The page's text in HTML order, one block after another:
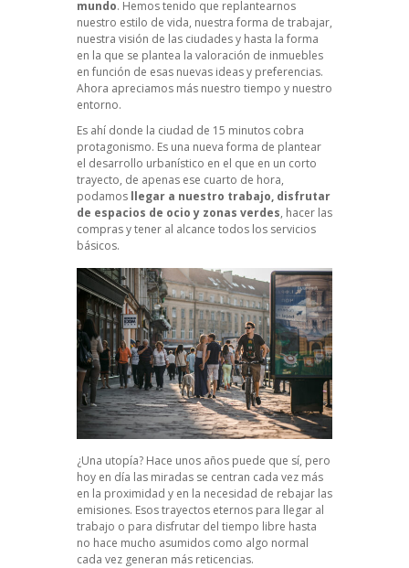
mundo. Hemos tenido que replantearnos
nuestro estilo de vida, nuestra forma de trabajar,
nuestra visión de las ciudades y hasta la forma
en la que se plantea la valoración de inmuebles
en función de esas nuevas ideas y preferencias.
Ahora apreciamos más nuestro tiempo y nuestro
entorno.
Es ahí donde la ciudad de 15 minutos cobra
protagonismo. Es una nueva forma de plantear
el desarrollo urbanístico en el que en un corto
trayecto, de apenas ese cuarto de hora,
podamos llegar a nuestro trabajo, disfrutar
de espacios de ocio y zonas verdes, hacer las
compras y tener al alcance todos los servicios
básicos.
¿Una utopía? Hace unos años puede que sí, pero
hoy en día las miradas se centran cada vez más
en la proximidad y en la necesidad de rebajar las
emisiones. Esos trayectos eternos para llegar al
trabajo o para disfrutar del tiempo libre hasta
no hace mucho asumidos como algo normal
cada vez generan más reticencias.